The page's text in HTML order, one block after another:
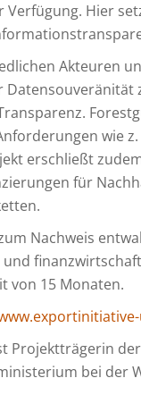
Hier
Akteuren
wie z.
erschließt
für
Nachweis
von 15 Monaten.
Projektträgerin
bei der